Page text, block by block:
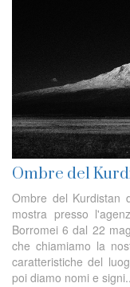
Ombre del
Ombre del
mostra presso
Borromei 6 dal 22
che chiamiamo la
caratteristiche del
poi diamo nomi e